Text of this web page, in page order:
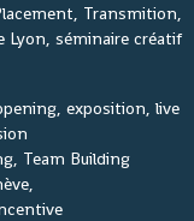
Transmition,
Lyon, séminaire créatif
exposition, live
Team Building